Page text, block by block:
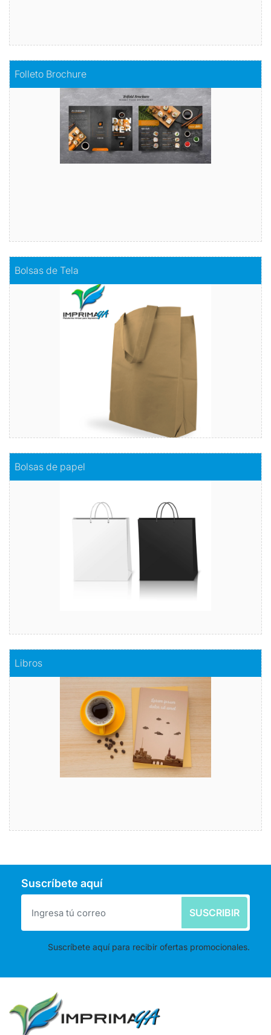
Folleto Brochure
Comunica tu mensaje de manera impactante
Comprar
Comprar
Bolsas de Tela
A comparación de las bolsas plásticas, estas serán más
resistentes y no se romperán con facilidad. Y el color es tu
Comprar
Comprar
Bolsas de papel
Comprar
Comprar
Libros
Capta el interés del lector con nuestra ayuda rápida y
Comprar
Comprar
Suscríbete aquí
SUSCRIBIR
Suscríbete aquí para recibir ofertas promocionales.